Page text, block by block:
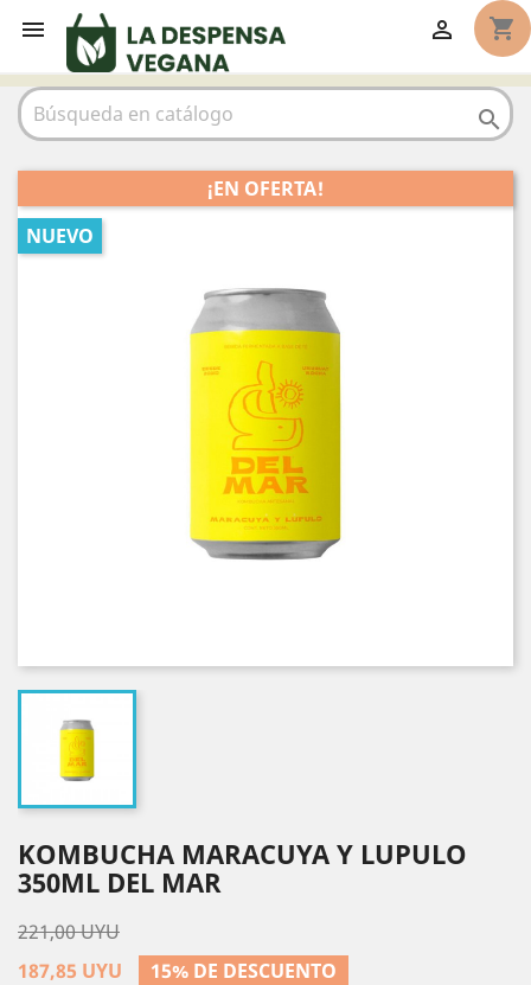
 shopping_cart


¡EN OFERTA!
NUEVO
KOMBUCHA MARACUYA Y LUPULO
350ML DEL MAR
221,00 UYU
187,85 UYU
15% DE DESCUENTO